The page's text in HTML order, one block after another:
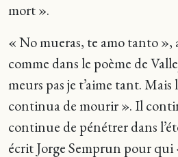
mort ».
« No mueras, te amo tanto
comme dans le poème de
meurs pas je t’aime tant. Mais
continua de mourir ». Il
continue de pénétrer dans
écrit Jorge Semprun pour qui